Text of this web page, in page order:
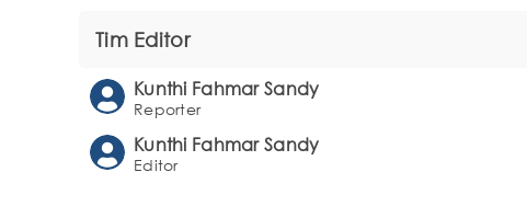
Tim Editor
Kunthi Fahmar Sandy
Reporter
Kunthi Fahmar Sandy
Editor